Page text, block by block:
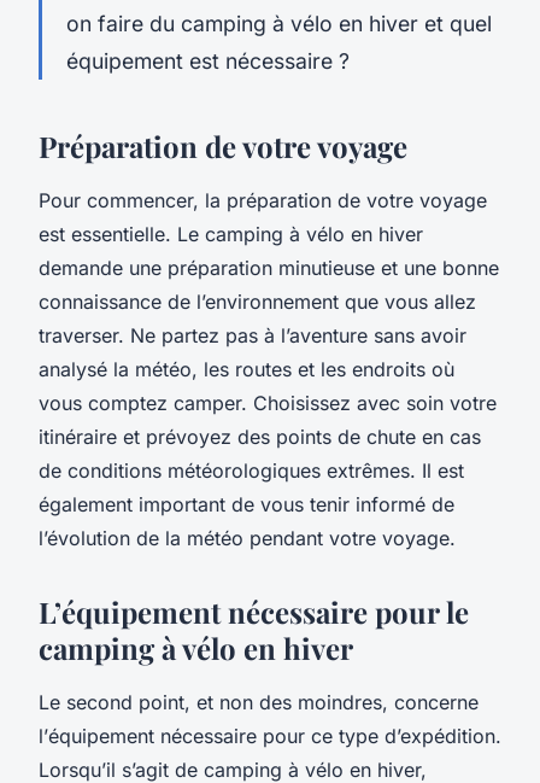
on faire du camping à vélo en hiver et quel
équipement est nécessaire ?
Préparation de votre voyage
Pour commencer, la préparation de votre voyage
est essentielle. Le camping à vélo en hiver
demande une préparation minutieuse et une bonne
connaissance de l’environnement que vous allez
traverser. Ne partez pas à l’aventure sans avoir
analysé la météo, les routes et les endroits où
vous comptez camper. Choisissez avec soin votre
itinéraire et prévoyez des points de chute en cas
de conditions météorologiques extrêmes. Il est
également important de vous tenir informé de
l’évolution de la météo pendant votre voyage.
L’équipement nécessaire pour le
camping à vélo en hiver
Le second point, et non des moindres, concerne
l’équipement nécessaire pour ce type d’expédition.
Lorsqu’il s’agit de camping à vélo en hiver,